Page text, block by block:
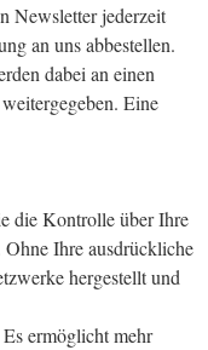
Newsletter jederzeit
an uns abbestellen.
dabei an einen
Eine
die Kontrolle über Ihre
Ihre ausdrückliche
hergestellt und
ermöglicht mehr